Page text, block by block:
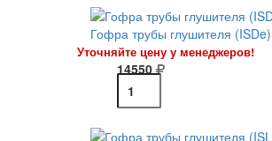
Гофра трубы глушителя
Уточняйте цену у менеджеров!
14550